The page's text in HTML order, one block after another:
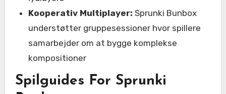
Kooperativ Multiplayer: Sprunki Bunbox
understøtter gruppesessioner hvor spillere
samarbejder om at bygge komplekse
kompositioner
Spilguides For Sprunki